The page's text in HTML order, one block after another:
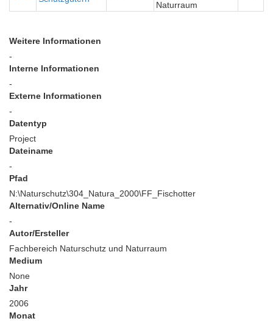
Naturraum
Weitere Informationen
-
Interne Informationen
-
Externe Informationen
-
Datentyp
Project
Dateiname
-
Pfad
N:\Naturschutz\304_Natura_2000\FF_Fischotter
Alternativ/Online Name
-
Autor/Ersteller
Fachbereich Naturschutz und Naturraum
Medium
None
Jahr
2006
Monat